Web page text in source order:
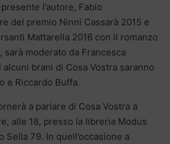
l’autore, Fabio
del premio Ninni Cassarà 2015 e
Mattarella 2016 con il romanzo
sarà moderato da Francesca
brani di Cosa Vostra saranno
e Riccardo Buffa.
a parlare di Cosa Vostra a
alle 18, presso la libreria Modus
Sella 79. In quell’occasione a